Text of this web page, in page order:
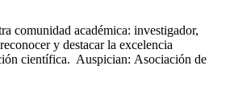
comunidad académica: investigador,
y destacar la excelencia
científica. Auspician: Asociación de